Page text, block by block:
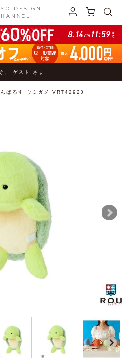
、 ゲスト さま
んばるず ウミガメ VRT42920